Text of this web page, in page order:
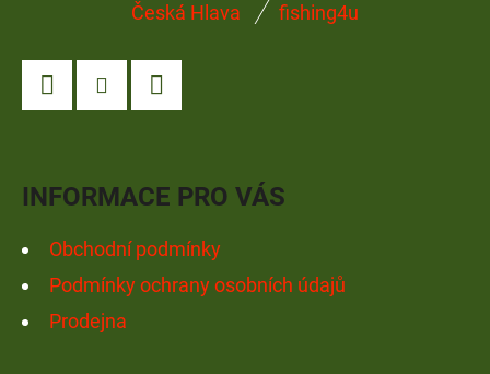
Česká Hlava fishing4u
INFORMACE PRO VÁS
Obchodní podmínky
Podmínky ochrany osobních údajů
Prodejna